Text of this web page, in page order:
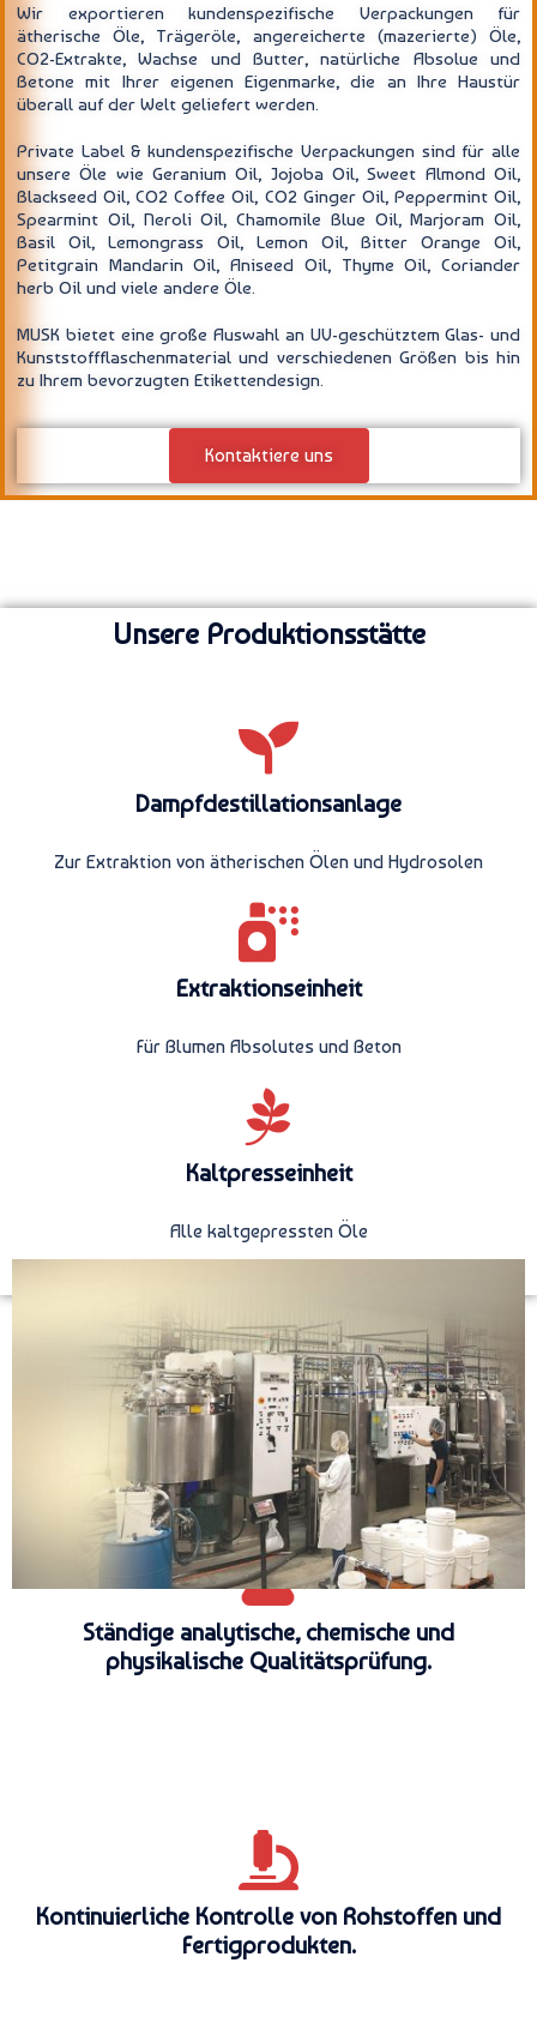
Wir exportieren kundenspezifische Verpackungen für
ätherische Öle, Trägeröle, angereicherte (mazerierte) Öle,
CO2-Extrakte, Wachse und Butter, natürliche Absolue und
Betone mit Ihrer eigenen Eigenmarke, die an Ihre Haustür
überall auf der Welt geliefert werden.
Private Label & kundenspezifische Verpackungen sind für alle
unsere Öle wie Geranium Oil, Jojoba Oil, Sweet Almond Oil,
Blackseed Oil, CO2 Coffee Oil, CO2 Ginger Oil, Peppermint Oil,
Spearmint Oil, Neroli Oil, Chamomile Blue Oil, Marjoram Oil,
Basil Oil, Lemongrass Oil, Lemon Oil, Bitter Orange Oil,
Petitgrain Mandarin Oil, Aniseed Oil, Thyme Oil, Coriander
herb Oil und viele andere Öle.
MUSK bietet eine große Auswahl an UV-geschütztem Glas- und
Kunststoffflaschenmaterial und verschiedenen Größen bis hin
zu Ihrem bevorzugten Etikettendesign.
Kontaktiere uns
Unsere Produktionsstätte
Dampfdestillationsanlage
Zur Extraktion von ätherischen Ölen und Hydrosolen
Extraktionseinheit
Für Blumen Absolutes und Beton
Kaltpresseinheit
Alle kaltgepressten Öle
Hochmodernes Labor
Ständige analytische, chemische und
physikalische Qualitätsprüfung.
Kontinuierliche Kontrolle von Rohstoffen und
Fertigprodukten.